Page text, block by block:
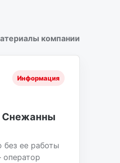
компании
Информация
Снежанны
без ее работы